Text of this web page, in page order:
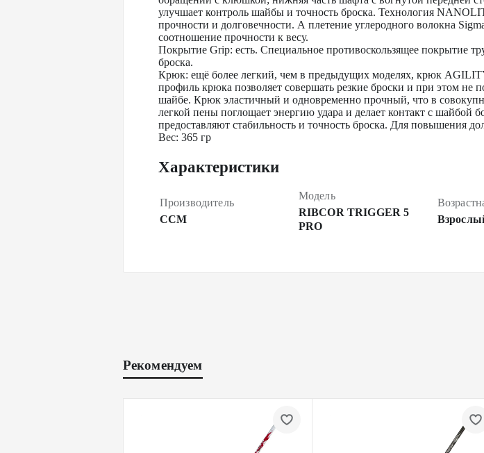
улучшает контроль шайбы и точность броска. Технология
прочности и долговечности. А плетение углеродного волокна
соотношение прочности к весу.
Покрытие Grip: есть. Специальное противоскользящее покрытие
броска.
Крюк: ещё более легкий, чем в предыдущих моделях, крюк
профиль крюка позволяет совершать резкие броски и при этом
шайбе. Крюк эластичный и одновременно прочный, что в
легкой пены поглощает энергию удара и делает контакт с шайбой
предоставляют стабильность и точность броска. Для повышения
Вес: 365 гр
Характеристики
Производитель
CCM
Модель
RIBCOR TRIGGER 5
PRO
Рекомендуем